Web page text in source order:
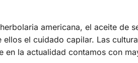
americana, el aceite de
el cuidado capilar. Las
en la actualidad contamos con